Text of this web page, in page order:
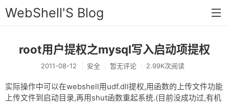
WebShell'S Blog
首页
分类
安全
root用户提权之mysql写入启动项提权
2011-08-12 安全 暂无评论 2.99K次阅读
实际操作中可以在webshell用udf.dll提权,用函数的上传文件功能
上传文件到启动目录,再用shut函数重起系统.(目前没成功过,有机